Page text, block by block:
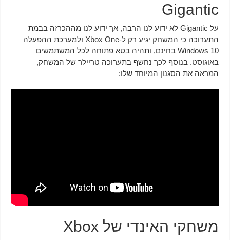
Gigantic
על Gigantic לא ידוע לנו הרבה, אך ידוע לנו מההכרזה בבמת
התערוכה כי המשחק יגיע רק ל-Xbox One ולמערכת ההפעלה
Windows 10 בחינם, ותהיה בטא פתוחה לכל המשתמשים
באוגוסט. בנוסף לכך נחשף בתערוכה טריילר של המשחק,
המראה את הסגנון המיוחד שלו:
משחקי האינדי של Xbox